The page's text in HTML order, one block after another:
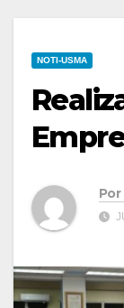
NOTI-USMA
Por